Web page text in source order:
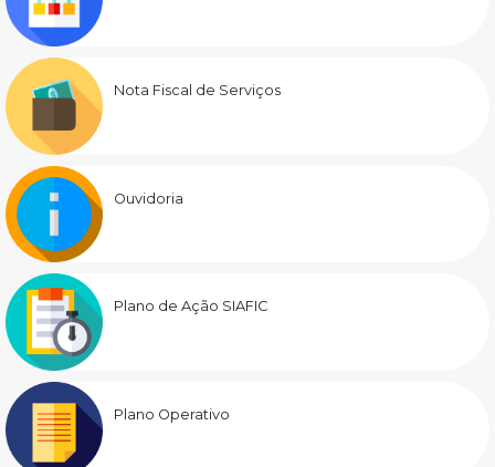
Nota Fiscal de Serviços
Ouvidoria
Plano de Ação SIAFIC
Plano Operativo